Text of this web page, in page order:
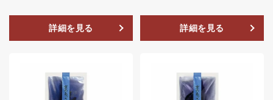
詳細を見る 詳細を見る